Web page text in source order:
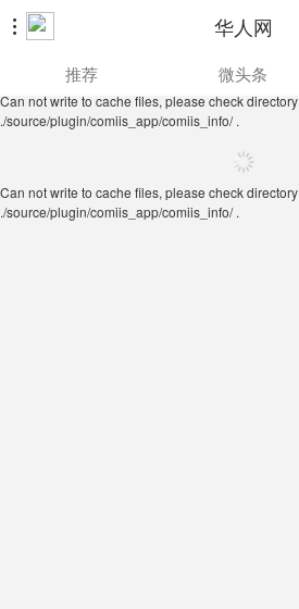
 华人网
./source/plugin/comiis_app/comiis_info/ .
推荐 微头条
Can not write to cache files, please check directory
./source/plugin/comiis_app/comiis_info/ .
Can not write to cache files, please check directory
./source/plugin/comiis_app/comiis_info/ .